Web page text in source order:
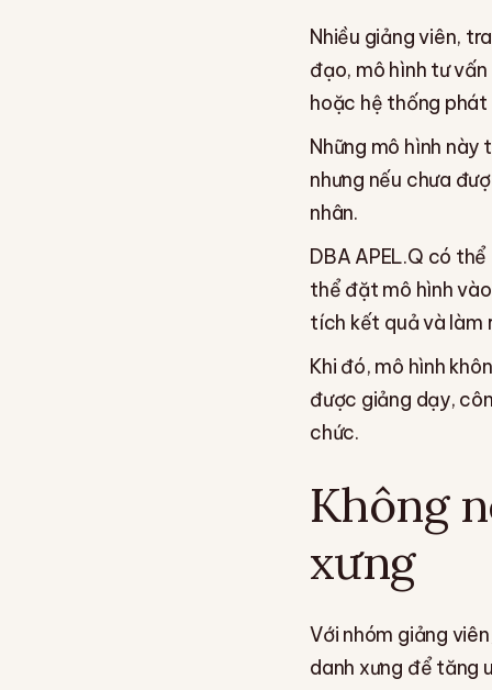
Nhiều giảng viên,
đạo, mô hình tư
hoặc hệ thống
Những mô hình
nhưng nếu chưa
nhân.
DBA APEL.Q có
thể đặt mô hình
tích kết quả và làm
Khi đó, mô hình
được giảng dạy,
chức.
Không
xưng
Với nhóm giảng
danh xưng để tăng